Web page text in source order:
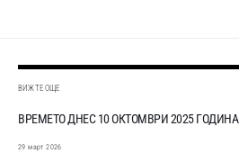
ВИЖТЕ ОЩЕ
ВРЕМЕТО ДНЕС 10 ОКТОМВРИ 2025 ГОДИНА
29 март 2026